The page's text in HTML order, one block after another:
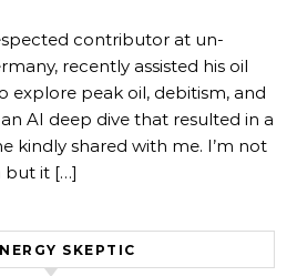
contributor at un-
recently assisted his oil
explore peak oil, debitism, and
AI deep dive that resulted in a
kindly shared with me. I’m not
but it […]
SKEPTIC